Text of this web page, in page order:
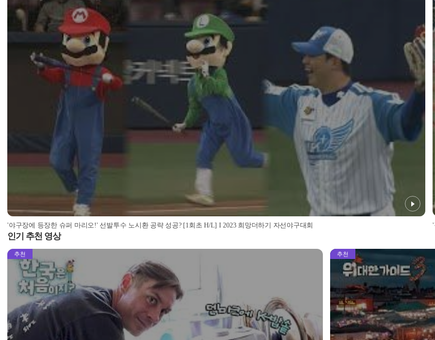
'야구장에 등장한 슈퍼 마리오!' 선발투수 노시환 공략 성공? [1회초 H/L] I 2023 희망더하기 자선야구대회 '
인기 추천 영상
추천 추천